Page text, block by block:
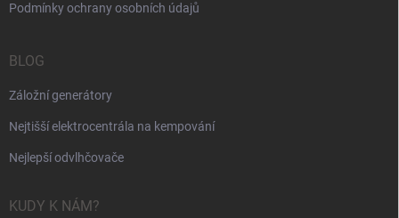
Podmínky ochrany osobních údajů
BLOG
Záložní generátory
Nejtišší elektrocentrála na kempování
Nejlepší odvlhčovače
KUDY K NÁM?